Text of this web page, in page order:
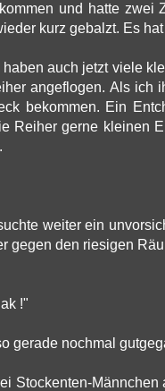
und hatte zwei
kurz gebalzt. Es
haben auch jetzt viele
angeflogen. Als ich
bekommen. Ein
Reiher gerne kleinen
weiter ein
gegen den riesigen
!"
gerade nochmal
Stockenten-